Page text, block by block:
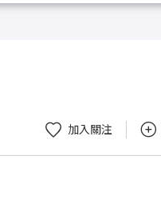
加入關注